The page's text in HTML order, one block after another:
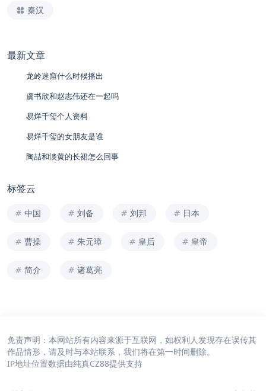
秦汉
最新文章
龙岭迷窟什么时候播出
虞书欣和赵志伟还在一起吗
易烊千玺个人资料
易烊千玺的女朋友是谁
陶喆和淡黄的长裙怎么回事
标签云
中国 刘备 刘邦 日本
曹操 朱元璋 皇后 皇帝
简介 诸葛亮
免责声明：本网站所有内容来源于互联网，如权利人发现存在误传其
作品情形，请及时与本站联系，我们将在第一时间删除。
IP地址位置数据由纯真CZ88提供支持